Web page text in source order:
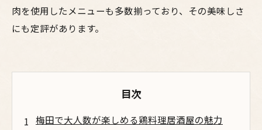
肉を使用したメニューも多数揃っており、その美味しさ
にも定評があります。
目次
梅田で大人数が楽しめる鶏料理居酒屋の魅力